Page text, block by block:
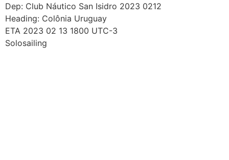
Skip
to
content
Dep: Club Náutico San Isidro 2023 0212
Heading: Colônia Uruguay
ETA 2023 02 13 1800 UTC-3
Solosailing